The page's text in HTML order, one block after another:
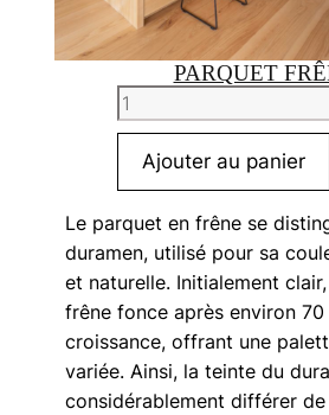
PARQUET
quantité
de
Parquet
Frêne
Ajouter au panier
Le parquet en frêne se
duramen, utilisé pour sa
et naturelle. Initialement
frêne fonce après environ 70
croissance, offrant une
variée. Ainsi, la teinte du
considérablement différer